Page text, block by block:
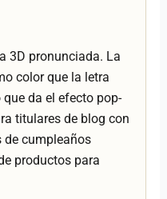
3D pronunciada. La
color que la letra
da el efecto pop-
titulares de blog con
de cumpleaños
productos para